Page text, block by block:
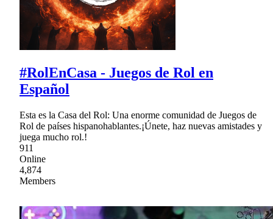
#RolEnCasa - Juegos de Rol en
Español
Esta es la Casa del Rol: Una enorme comunidad de Juegos de
Rol de países hispanohablantes.¡Únete, haz nuevas amistades y
juega mucho rol.!
911
Online
4,874
Members